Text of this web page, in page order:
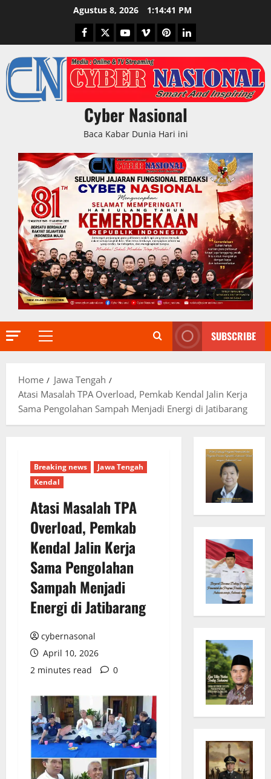
Agustus 8, 2026 1:14:42 PM
Facebook
TwitterYoutubeVimeoPinterestLinkedIn
Cyber Nasional
Baca Kabar Dunia Hari ini
Primary
SUBSCRIBE
Home
Jawa Tengah
Atasi Masalah TPA Overload, Pemkab Kendal Jalin Kerja
Sama Pengolahan Sampah Menjadi Energi di Jatibarang
Breaking news
Jawa Tengah
Kendal
Atasi Masalah TPA
Overload, Pemkab
Kendal Jalin Kerja
Sama Pengolahan
Sampah Menjadi
Energi di Jatibarang
cybernasonal
April 10, 2026
2 minutes read
0